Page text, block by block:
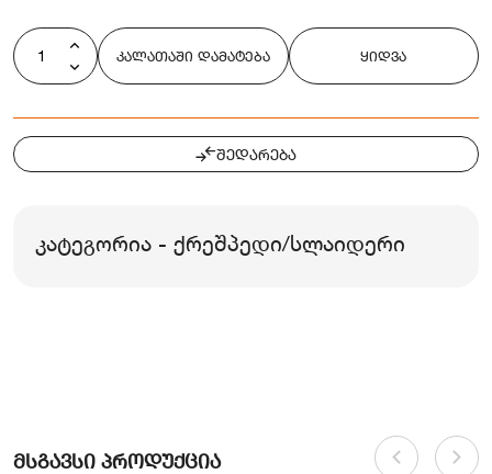
კალათაში დამატება ყიდვა
შედარება
კატეგორია - ქრეშპედი/სლაიდერი
მსგავსი პროდუქცია